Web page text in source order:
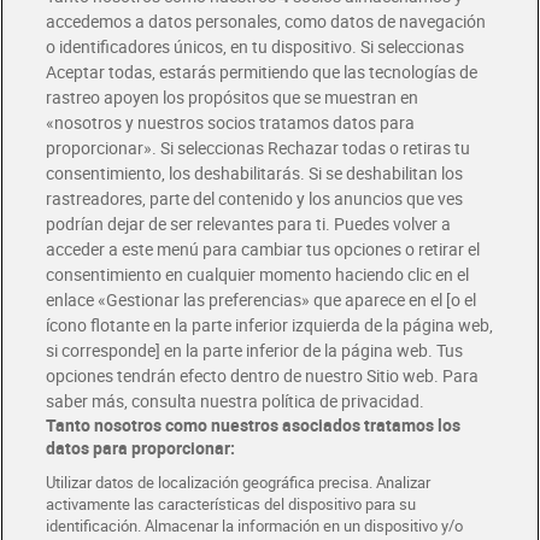
Envío gratis por compras superiores a 100€
Envío estandar por 4,99€
Glovo y Uber Eats
Solicita tu factura de Glovo o Uber Eats
Únete al CLUB Dia
Disfruta las ventajas y ofertas exclusivas.
Descárgate la APP Dia
Folletos y Tiendas
Descubre las mejores ofertas y busca tu tienda más cercana
Tarjeta MaX Dia
Te devuelve hasta 8€/mes de tus compras.
¡Solicita tu tarjeta de crédito aquí!
COMER MEJOR CADA DIA
accedemos a datos personales, como datos de navegación
o identificadores únicos, en tu dispositivo. Si seleccionas
Aceptar todas, estarás permitiendo que las tecnologías de
rastreo apoyen los propósitos que se muestran en
«nosotros y nuestros socios tratamos datos para
proporcionar». Si seleccionas Rechazar todas o retiras tu
consentimiento, los deshabilitarás. Si se deshabilitan los
rastreadores, parte del contenido y los anuncios que ves
podrían dejar de ser relevantes para ti. Puedes volver a
acceder a este menú para cambiar tus opciones o retirar el
consentimiento en cualquier momento haciendo clic en el
enlace «Gestionar las preferencias» que aparece en el [o el
ícono flotante en la parte inferior izquierda de la página web,
si corresponde] en la parte inferior de la página web. Tus
opciones tendrán efecto dentro de nuestro Sitio web. Para
saber más, consulta nuestra política de privacidad.
Tanto nosotros como nuestros asociados tratamos los
datos para proporcionar:
Utilizar datos de localización geográfica precisa. Analizar
activamente las características del dispositivo para su
identificación. Almacenar la información en un dispositivo y/o